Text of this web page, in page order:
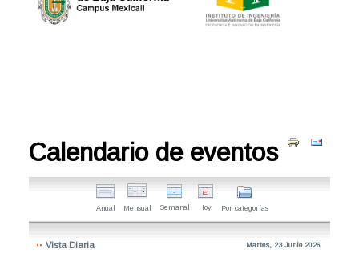
Calendario de eventos
Anual Mensual Semanal Hoy Por categorías
Vista Diaria Martes, 23 Junio 2026